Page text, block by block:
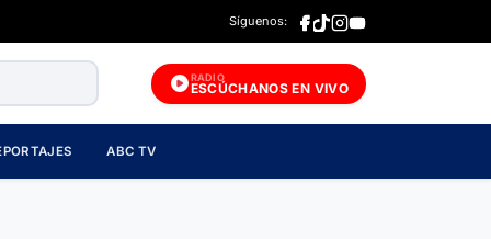
Síguenos:
RADIO
ESCÚCHANOS EN VIVO
ABC TV